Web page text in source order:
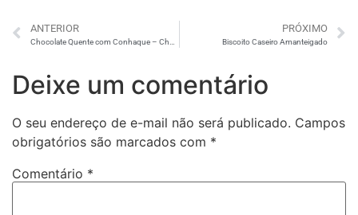
ANTERIOR PRÓXIMO
Biscoito Caseiro Amanteigado
Deixe um comentário
O seu endereço de e-mail não será publicado. Campos
obrigatórios são marcados com *
Comentário *